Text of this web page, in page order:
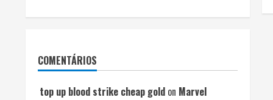
COMENTÁRIOS
top up blood strike cheap gold on Marvel